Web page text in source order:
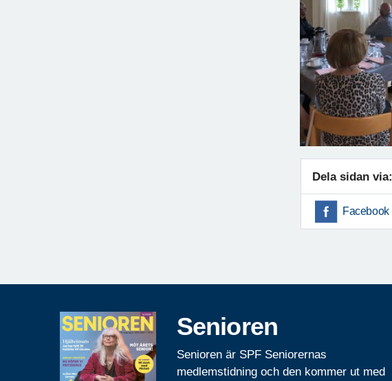
Dela sidan via:
Facebook
Senioren
Senioren är SPF Seniorernas
medlemstidning och den kommer ut med